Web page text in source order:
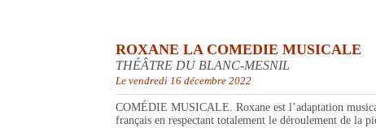
ROXANE LA COMEDIE MUSICALE
THÉÂTRE DU BLANC-MESNIL
Le vendredi 16 décembre 2022
COMÉDIE MUSICALE. Roxane est l’adaptation
français en respectant totalement le déroulement de la